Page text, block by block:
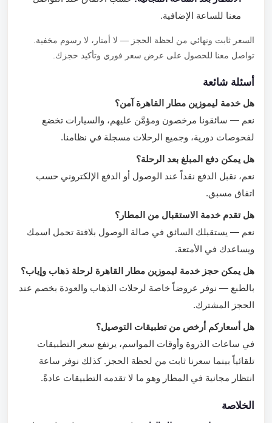
معنا للساعة الإضافية.
السعر ثابت ونهائي من لحظة الحجز — لا أمتار، لا رسوم مخفية.
تواصل معنا للحصول على عرض سعر فوري وتأكيد حجزك.
أسئلة شائعة
هل خدمة ليموزين مطار القاهرة آمن؟
نعم — سائقونا مرخصون ومؤمَّن عليهم، والسيارات تخضع
لفحوصات دورية، وجميع الرحلات مسجلة في نظامنا.
هل يمكن دفع المبلغ بعد الرحلة؟
نعم، نقبل الدفع نقداً عند الوصول أو الدفع الإلكتروني حسب
اتفاق مسبق.
هل تقدم خدمة الاستقبال من المطار؟
نعم — يستقبلك السائق في صالة الوصول بلافتة تحمل اسمك
ويساعدك في الأمتعة.
هل يمكن حجز خدمة ليموزين مطار القاهرة لرحلة ذهاب وإياب؟
بالطبع — نوفر عروضاً خاصة لرحلات الذهاب والعودة بخصم عند
الحجز المشترك.
هل أسعاركم أرخص من تطبيقات التوصيل؟
في ساعات الذروة وأوقات المواسم، يرتفع سعر التطبيقات
تلقائياً بينما سعرنا ثابت من لحظة الحجز. كذلك نوفر ساعة
انتظار مجانية في المطار وهو ما لا تقدمه التطبيقات عادةً.
الخلاصة